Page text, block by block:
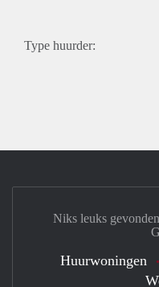
Type huurder:
Niks leuks
Huurwoningen